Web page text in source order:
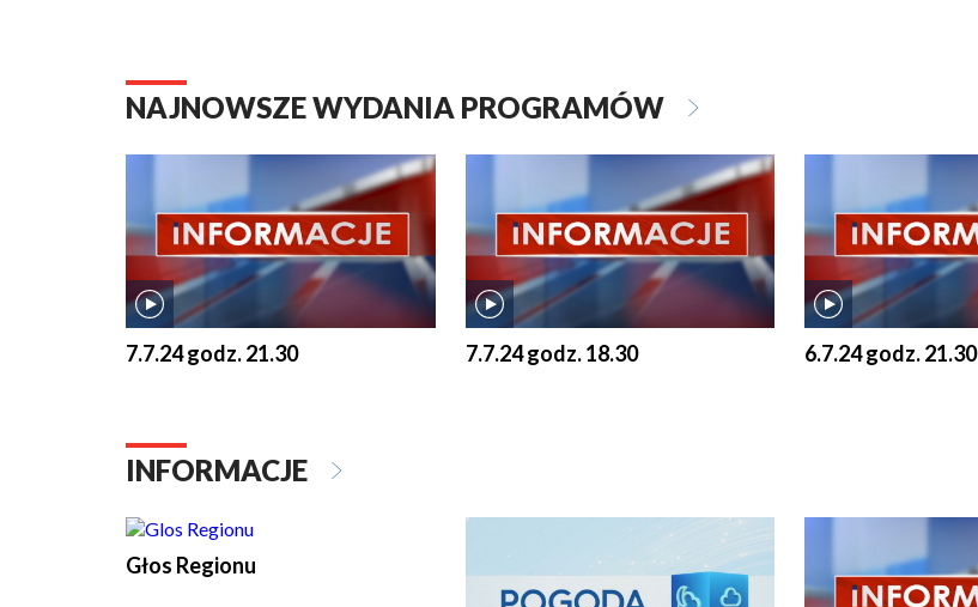
NAJNOWSZE WYDANIA PROGRAMÓW
7.7.24 godz. 21.30 7.7.24 godz. 18.30 6.7.24 godz. 21.30
INFORMACJE
Głos Regionu